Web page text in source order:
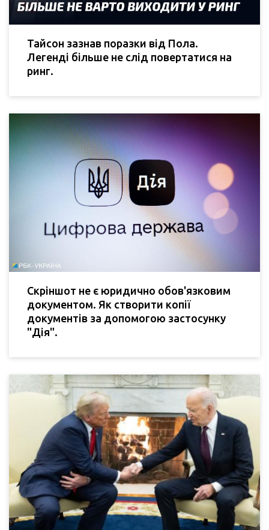
Тайсон зазнав поразки від Пола.
Легенді більше не слід повертатися на
ринг.
Скріншот не є юридично обов'язковим
документом. Як створити копії
документів за допомогою застосунку
"Дія".